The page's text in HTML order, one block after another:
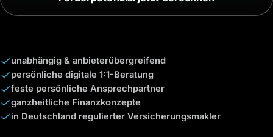
unabhängig & anbieterübergreifend
persönliche digitale 1:1-Beratung
feste persönliche Ansprechpartner
ganzheitliche Finanzkonzepte
in Deutschland regulierter Versicherungsmakler